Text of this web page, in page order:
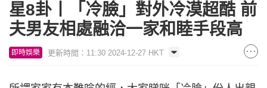
星8卦丨「冷臉」對外冷漠超酷 前
夫男友相處融洽一家和睦手段高
即時娛樂 更新時間：11:30 2024-12-27 HKT